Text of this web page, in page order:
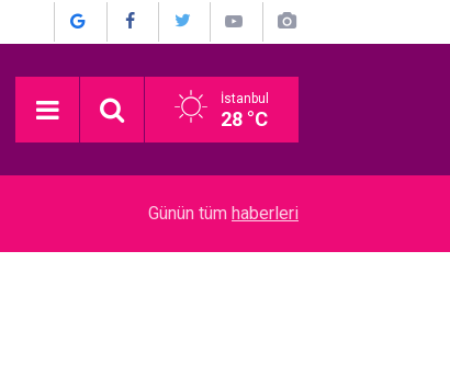
İstanbul
28 °C
Mustafa Sandal... MEYDAN OKUDU;
Günün tüm haberleri